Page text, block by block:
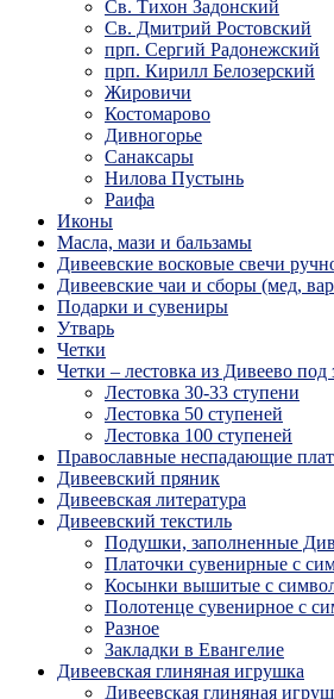
Св. Тихон Задонский
Св. Дмитрий Ростовский
прп. Сергий Радонежский
прп. Кирилл Белозерский
Жировичи
Костомарово
Дивногорье
Санаксары
Нилова Пустынь
Раифа
Иконы
Масла, мази и бальзамы
Дивеевские восковые свечи
Дивеевские чаи и сборы (мед,
Подарки и сувениры
Утварь
Четки
Четки – лестовка из Дивеево под
Лестовка 30-33 ступени
Лестовка 50 ступеней
Лестовка 100 ступеней
Православные неспадающие
Дивеевский пряник
Дивеевская литература
Дивеевский текстиль
Подушки, заполненные
Платочки сувенирные с
Косынки вышитые с
Полотенце сувенирное с
Разное
Закладки в Евангелие
Дивеевская глиняная игрушка
Дивеевская глиняная